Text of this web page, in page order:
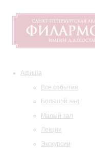
Афиша
Все события
Большой зал
Малый зал
Лекции
Экскурсии